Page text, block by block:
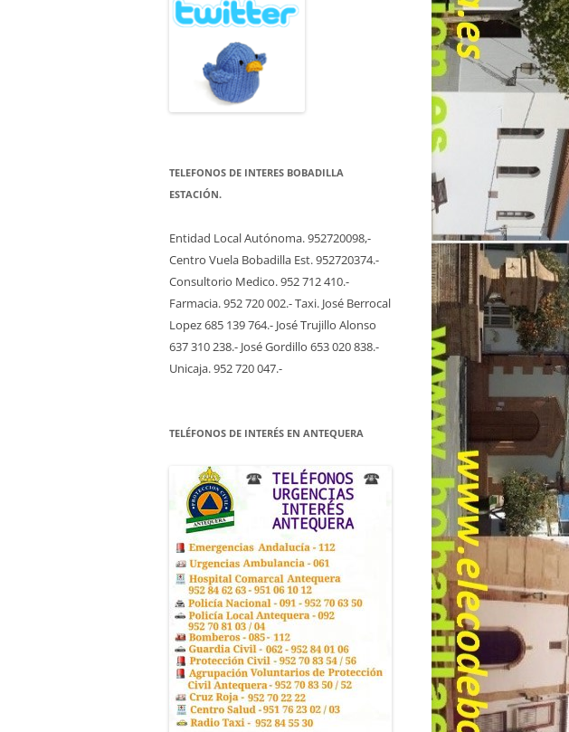
TELEFONOS DE INTERES BOBADILLA
ESTACIÓN.
Entidad Local Autónoma. 952720098,-
Centro Vuela Bobadilla Est. 952720374.-
Consultorio Medico. 952 712 410.-
Farmacia. 952 720 002.- Taxi. José Berrocal
Lopez 685 139 764.- José Trujillo Alonso
637 310 238.- José Gordillo 653 020 838.-
Unicaja. 952 720 047.-
TELÉFONOS DE INTERÉS EN ANTEQUERA